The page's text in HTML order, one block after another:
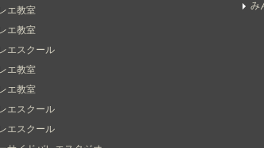
エ教室
エ教室
エスクール
エ教室
エ教室
エスクール
エスクール
み